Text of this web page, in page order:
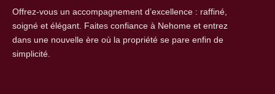
Offrez-vous un accompagnement d’excellence : raffiné,
soigné et élégant. Faites confiance à Nehome et entrez
dans une nouvelle ère où la propriété se pare enfin de
simplicité.